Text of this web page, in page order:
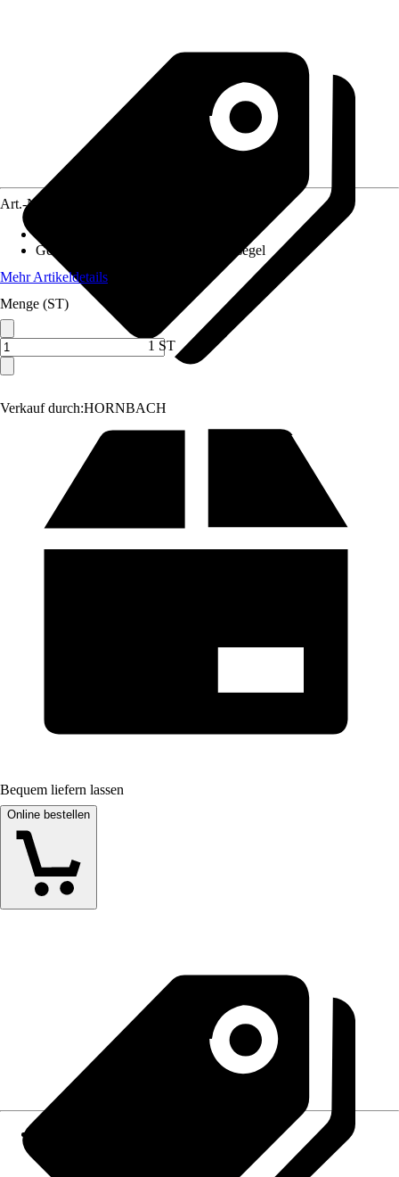
Verkauf durch:HORNBACH
Art.-Nr.
Geeignet für
Dreiecksegel, Vierecksegel
Mehr Artikeldetails
Menge (ST)
1 ST
Bequem liefern lassen
Online bestellen